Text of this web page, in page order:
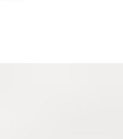
вышли именно эти
линзы в линейке
и